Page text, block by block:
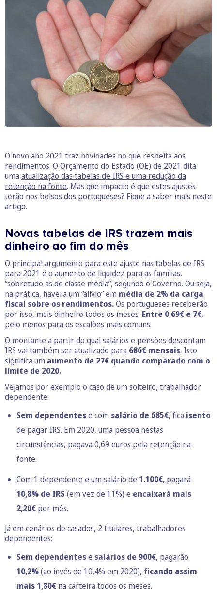
O novo ano 2021 traz novidades no que respeita aos
rendimentos. O Orçamento do Estado (OE) de 2021 dita
uma atualização das tabelas de IRS e uma redução da
retenção na fonte. Mas que impacto é que estes ajustes
terão nos bolsos dos portugueses? Fique a saber mais neste
artigo.
Novas tabelas de IRS trazem mais
dinheiro ao fim do mês
O principal argumento para este ajuste nas tabelas de IRS
para 2021 é o aumento de liquidez para as famílias,
“sobretudo as de classe média”, segundo o Governo. Ou seja,
na prática, haverá um “alívio” em média de 2% da carga
fiscal sobre os rendimentos.Os portugueses receberão
por isso, mais dinheiro todos os meses. Entre 0,69€ e 7€,
pelo menos para os escalões mais comuns.
O montante a partir do qual salários e pensões descontam
IRS vai também ser atualizado para 686€ mensais. Isto
significa um aumento de 27€ quando comparado com o
limite de 2020.
Vejamos por exemplo o caso de um solteiro, trabalhador
dependente:
Sem dependentese com salário de 685€, fica isento
de pagar IRS. Em 2020, uma pessoa nestas
circunstâncias, pagava 0,69 euros pela retenção na
fonte.
Com 1 dependente e um salário de 1.100€, pagará
10,8% de IRS (em vez de 11%) e encaixará mais
2,20€ por mês.
Já em cenários de casados, 2 titulares, trabalhadores
dependentes:
Sem dependentese salários de 900€, pagarão
10,2%(ao invés de 10,4% em 2020), ficando assim
mais 1,80€ na carteira todos os meses.